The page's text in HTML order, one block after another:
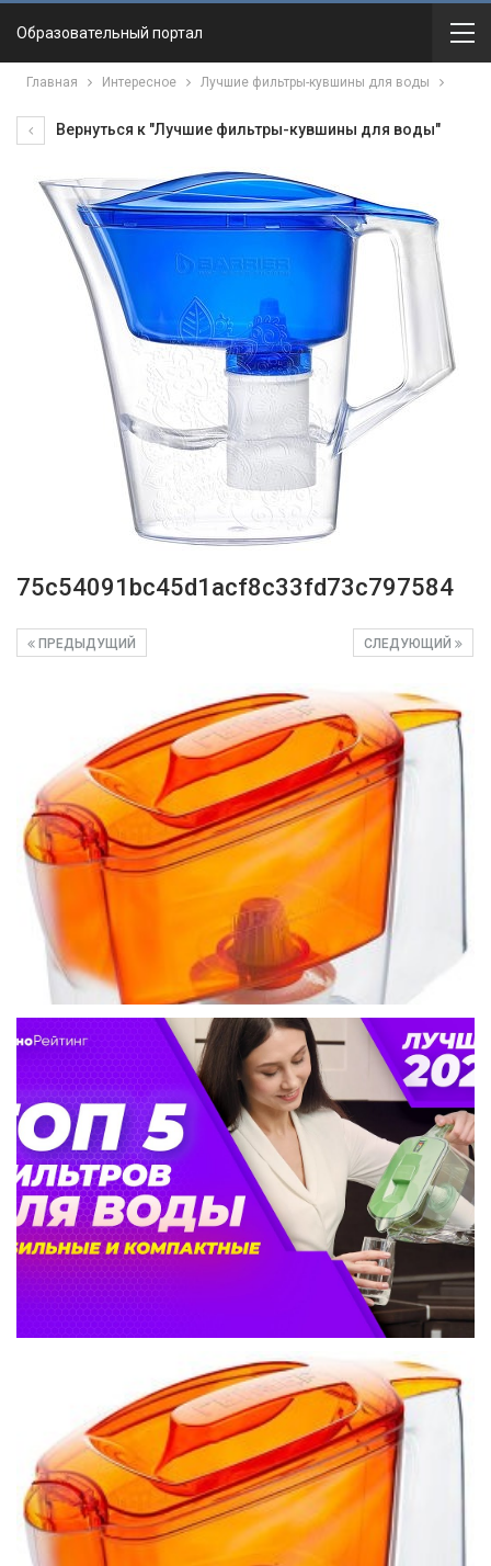
Образовательный портал
Главная Интересное Лучшие фильтры-кувшины для воды
Вернуться к "Лучшие фильтры-кувшины для воды"
75c54091bc45d1acf8c33fd73c797584
СЛЕДУЮЩИЙ
ПРЕДЫДУЩИЙ